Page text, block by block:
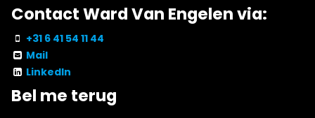
Contact Ward Van Engelen via:
+31 6 41 54 11 44
Mail
LinkedIn
Bel me terug